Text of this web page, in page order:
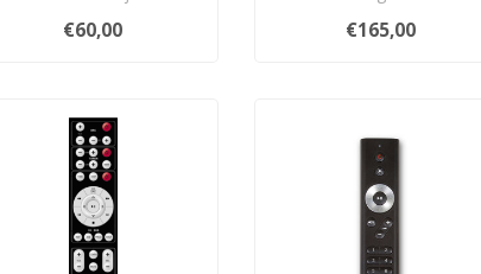
afstandsbediening
waarmee alle Primare
€60,00
aluminium en kan alle
Hegel pro..
€165,00